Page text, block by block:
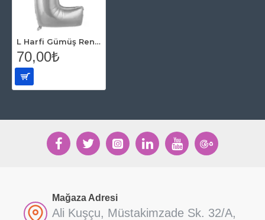
L Harfi Gümüş Renk Folyo Balon 86 Cm
70,00₺
Mağaza Adresi
Ali Kuşçu, Müstakimzade Sk. 32/A,